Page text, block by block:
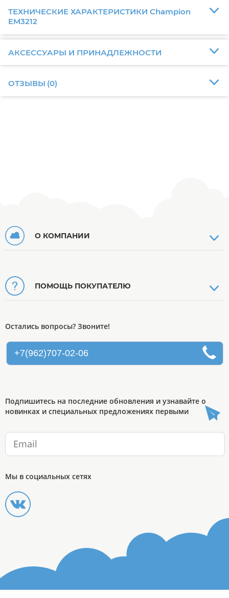
ТЕХНИЧЕСКИЕ ХАРАКТЕРИСТИКИ Champion
EM3212
АКСЕССУАРЫ И ПРИНАДЛЕЖНОСТИ
ОТЗЫВЫ (0)
О КОМПАНИИ
ПОМОЩЬ ПОКУПАТЕЛЮ
Остались вопросы? Звоните!
+7(962)707-02-06
Подпишитесь на последние обновления и узнавайте о
новинках и специальных предложениях первыми
Мы в социальных сетях